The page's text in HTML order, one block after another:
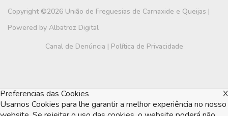
Copyright ©2026 União de Freguesias de Carnaxide e Queijas |
Powered by Albatroz Digital
Canal de Denúncia | Política de Privacidade
X
Preferencias das Cookies
Usamos Cookies para lhe garantir a melhor experiência no nosso